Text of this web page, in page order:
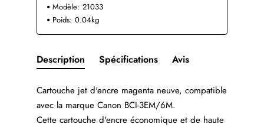
Modèle: 21033
Poids: 0.04kg
Description Spécifications Avis
Cartouche jet d'encre magenta neuve, compatible
avec la marque Canon BCI-3EM/6M.
Cette cartouche d'encre économique et de haute